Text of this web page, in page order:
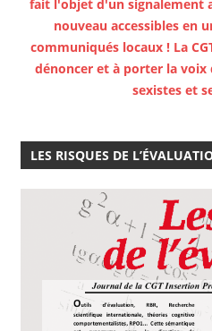
fait l'objet d'un signalement
nouveau accessibles en
communiqués locaux ! La
dénoncer et à porter la voix
sexistes et
LES RISQUES DE